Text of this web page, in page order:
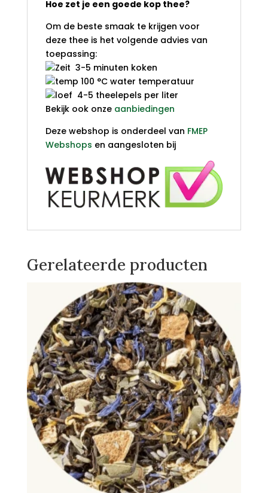
Hoe zet je een goede kop thee?
Om de beste smaak te krijgen voor
deze thee is het volgende advies van
toepassing:
3-5 minuten koken
100 °C water temperatuur
4-5 theelepels per liter
Bekijk ook onze aanbiedingen
Deze webshop is onderdeel van FMEP
Webshops en aangesloten bij
Gerelateerde producten